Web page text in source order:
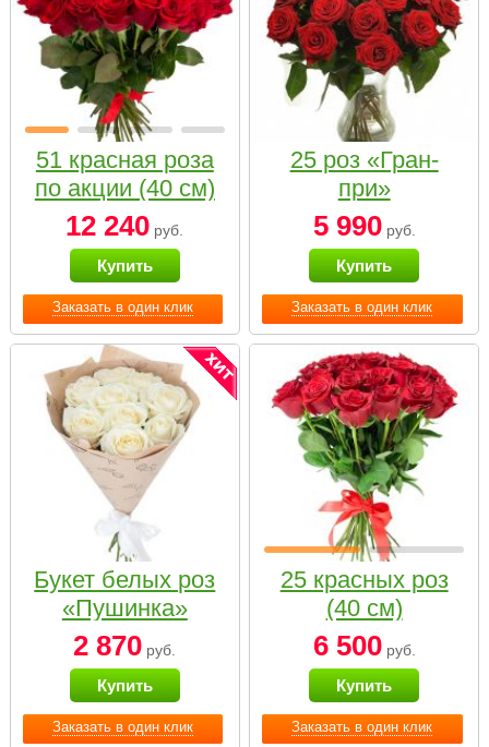
Заказать в один клик
51 красная роза
по акции (40 см)
12 240 руб.
Купить
Заказать в один клик
25 роз «Гран-
при»
5 990руб.
Купить
Заказать в один клик
Букет белых роз
«Пушинка»
2 870 руб.
Купить
Заказать в один клик
25 красных роз
(40 см)
6 500руб.
Купить